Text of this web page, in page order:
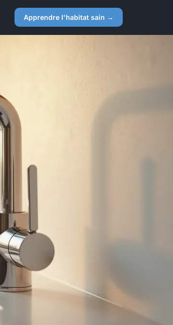
Apprendre l'habitat sain →